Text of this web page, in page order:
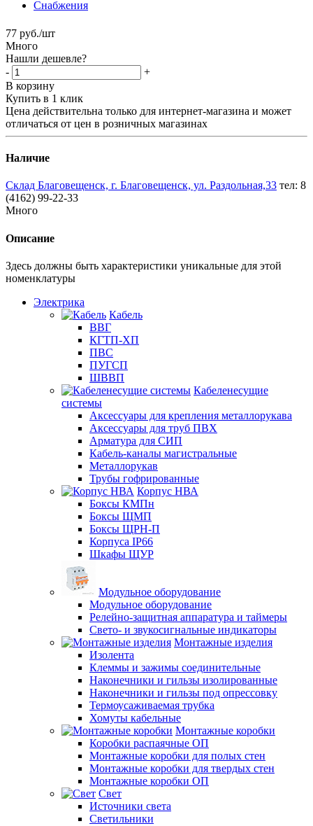
77 руб./шт
Много
Нашли дешевле?
-
+
В корзину
Купить в 1 клик
Цена действительна только для интернет-магазина и может
отличаться от цен в розничных магазинах
Наличие
Склад Благовещенск, г. Благовещенск, ул. Раздольная,33 тел: 8
(4162) 99-22-33
Много
Описание
Здесь должны быть характеристики уникальные для этой
номенклатуры
Электрика
Кабель
ВВГ
КГТП-ХП
ПВС
ПУГСП
ШВВП
Кабеленесущие
системы
Аксессуары для крепления металлорукава
Аксессуары для труб ПВХ
Арматура для СИП
Кабель-каналы магистральные
Металлорукав
Трубы гофрированные
Корпус НВА
Боксы КМПн
Боксы ЩМП
Боксы ЩРН-П
Корпуса IP66
Шкафы ЩУР
Модульное оборудование
Модульное оборудование
Релейно-защитная аппаратура и таймеры
Свето- и звукосигнальные индикаторы
Монтажные изделия
Изолента
Клеммы и зажимы соединительные
Наконечники и гильзы изолированные
Наконечники и гильзы под опрессовку
Термоусаживаемая трубка
Хомуты кабельные
Монтажные коробки
Коробки распаячные ОП
Монтажные коробки для полых стен
Монтажные коробки для твердых стен
Монтажные коробки ОП
Свет
Источники света
Светильники